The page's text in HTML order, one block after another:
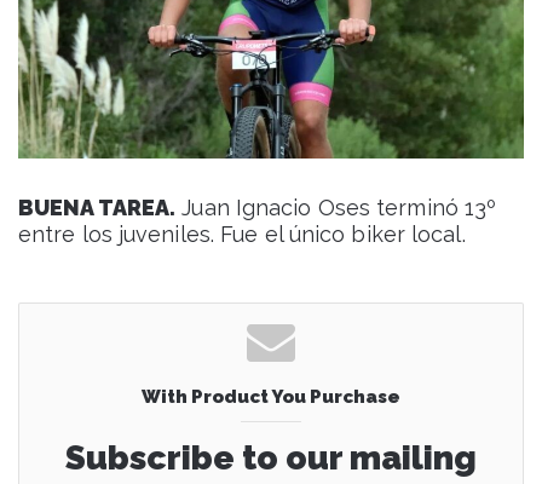
BUENA TAREA. Juan Ignacio Oses terminó 13º
entre los juveniles. Fue el único biker local.
With Product You Purchase
Subscribe to our mailing